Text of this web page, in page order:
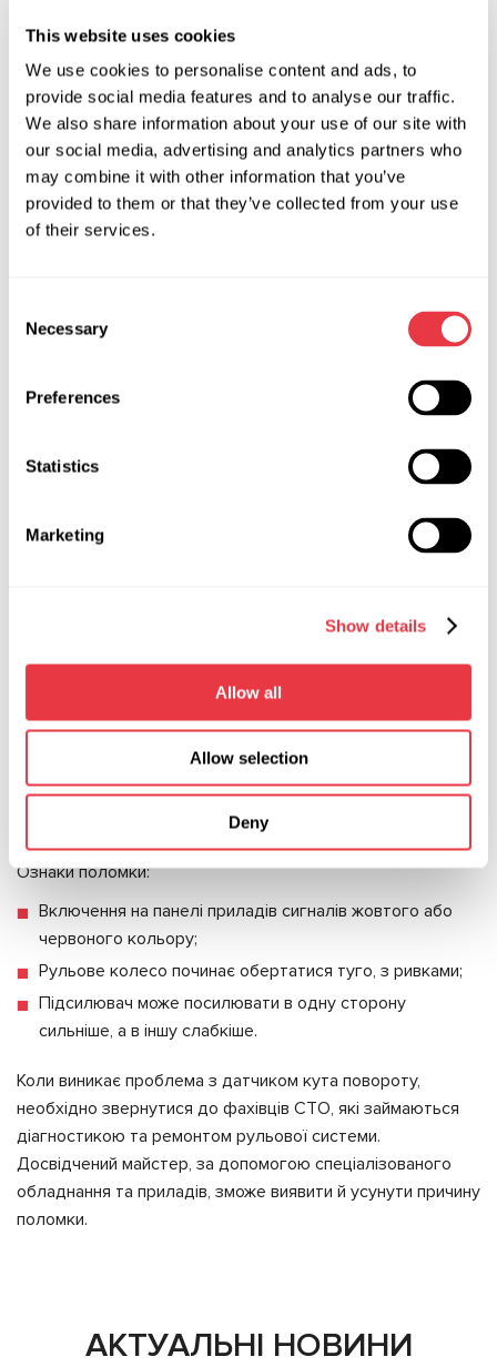
This website uses cookies
We use cookies to personalise content and ads, to
provide social media features and to analyse our traffic.
We also share information about your use of our site with
our social media, advertising and analytics partners who
may combine it with other information that you’ve
provided to them or that they’ve collected from your use
of their services.
Selection
Necessary
Preferences
Statistics
Marketing
Show details
Allow all
Allow selection
Deny
1. Рульова колонка; 2. датчики Холла; 3. шестерня з
постійним магнітним полем; 6. ведуча шестерня,
+1
Датчик повороту - це електромеханічний пристрій. У його
конструкції є слабкі місця, це проводка і деякі деталі.
Якщо лопається захисний пильовик, вал покривається
іржею і корозії може піддатися датчик. Коли датчик
встановлений на рейці, на його поверхню може
потрапляти пил, що призводить до збоїв в електриці і
Ознаки поломки:
Включення на панелі приладів сигналів жовтого або
червоного кольору;
Рульове колесо починає обертатися туго, з ривками;
Підсилювач може посилювати в одну сторону
сильніше, а в іншу слабкіше.
Коли виникає проблема з датчиком кута повороту,
необхідно звернутися до фахівців СТО, які займаються
діагностикою та ремонтом рульової системи.
Досвідчений майстер, за допомогою спеціалізованого
обладнання та приладів, зможе виявити й усунути причину
поломки.
АКТУАЛЬНІ НОВИНИ